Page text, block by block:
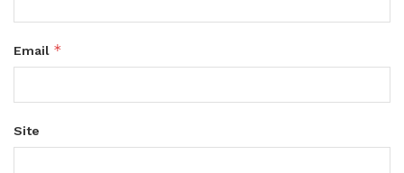
Email *
Site